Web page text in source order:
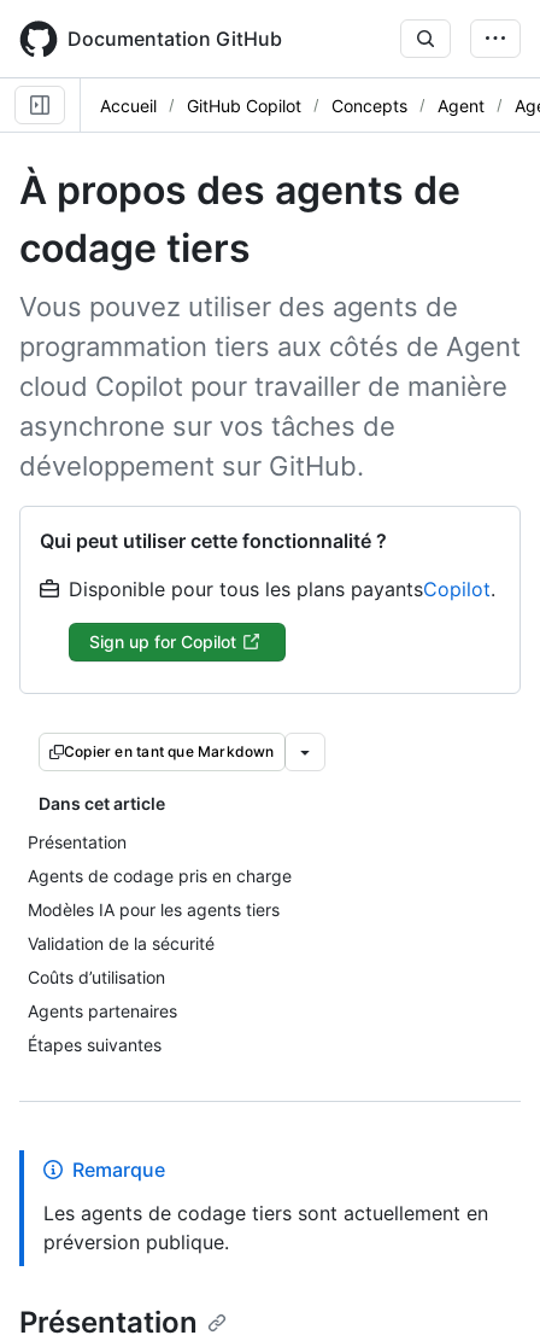
main
content
Documentation GitHub
Accueil GitHub Copilot Concepts Agent
À propos des agents de
codage tiers
Vous pouvez utiliser des agents de
programmation tiers aux côtés de Agent
cloud Copilot pour travailler de manière
asynchrone sur vos tâches de
développement sur GitHub.
Qui peut utiliser cette fonctionnalité ?
Disponible pour tous les plans payantsCopilot.
Sign up for Copilot
Copier en tant que Markdown
Dans cet article
Présentation
Agents de codage pris en charge
Modèles IA pour les agents tiers
Validation de la sécurité
Coûts d’utilisation
Agents partenaires
Étapes suivantes
Remarque
Les agents de codage tiers sont actuellement en
préversion publique.
Présentation